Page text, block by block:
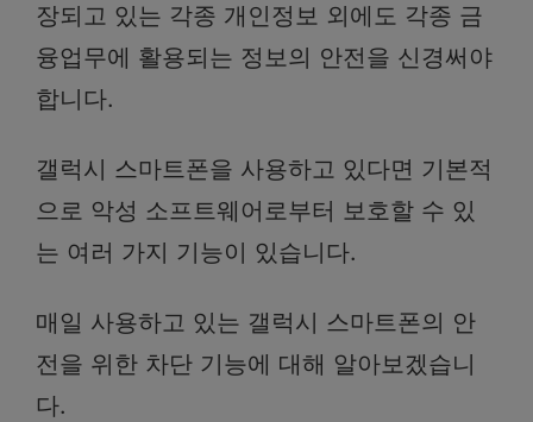
장되고 있는 각종 개인정보 외에도 각종 금
융업무에 활용되는 정보의 안전을 신경써야
합니다.
갤럭시 스마트폰을 사용하고 있다면 기본적
으로 악성 소프트웨어로부터 보호할 수 있
는 여러 가지 기능이 있습니다.
매일 사용하고 있는 갤럭시 스마트폰의 안
전을 위한 차단 기능에 대해 알아보겠습니
다.